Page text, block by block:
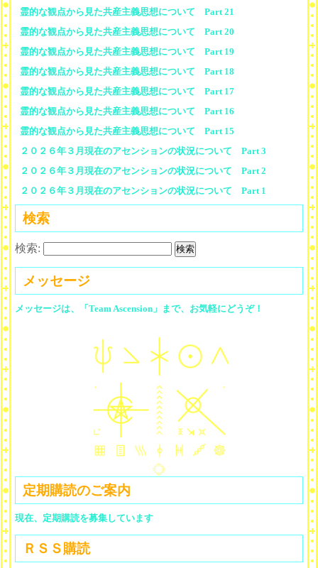
霊的な観点から見た共産主義思想について Part 21
霊的な観点から見た共産主義思想について Part 20
霊的な観点から見た共産主義思想について Part 19
霊的な観点から見た共産主義思想について Part 18
霊的な観点から見た共産主義思想について Part 17
霊的な観点から見た共産主義思想について Part 16
霊的な観点から見た共産主義思想について Part 15
２０２６年３月現在のアセンションの状況について Part 3
２０２６年３月現在のアセンションの状況について Part 2
２０２６年３月現在のアセンションの状況について Part 1
検索
検索:
メッセージ
メッセージは、「Team Ascension」まで、お気軽にどうぞ！
定期購読のご案内
現在、定期購読を募集しています
ＲＳＳ購読